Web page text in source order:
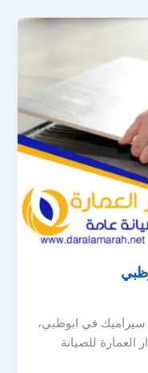
في ابوظبي،
العمارة للصيانة